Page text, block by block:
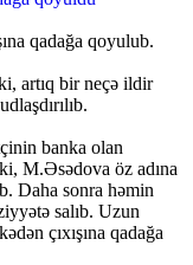
qadağa qoyulub.
artıq bir neçə ildir
banka olan
M.Əsədova öz adına
Daha sonra həmin
salıb. Uzun
çıxışına qadağa